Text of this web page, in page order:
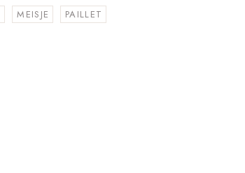
MEISJE
PAILLET